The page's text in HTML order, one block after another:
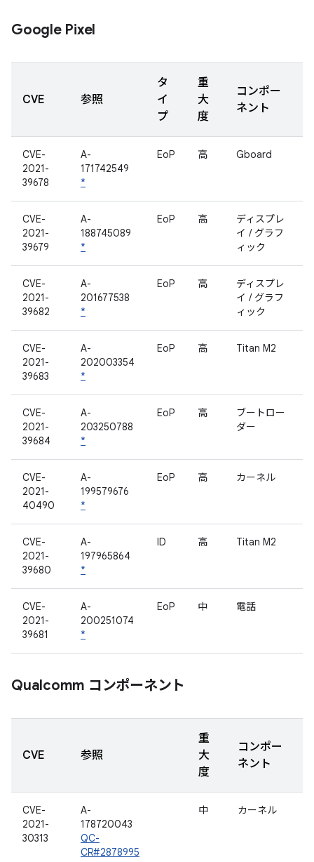
Google Pixel
CVE 参照
タ
イ
プ
重
大
度
コンポー
ネント
CVE-
2021-
39678
A-
171742549
*
EoP 高 Gboard
CVE-
2021-
39679
A-
188745089
*
EoP 高
ディスプレ
イ / グラフ
ィック
CVE-
2021-
39682
A-
201677538
*
EoP 高
ディスプレ
イ / グラフ
ィック
CVE-
2021-
39683
A-
202003354
*
EoP 高 Titan M2
CVE-
2021-
39684
A-
203250788
*
EoP 高
ブートロー
ダー
CVE-
2021-
40490
A-
199579676
*
EoP 高 カーネル
CVE-
2021-
39680
A-
197965864
*
ID 高 Titan M2
CVE-
2021-
39681
A-
200251074
*
EoP 中 電話
Qualcomm コンポーネント
CVE 参照
重
大
度
コンポー
ネント
CVE-
2021-
30313
A-
178720043
QC-
CR#2878995
中 カーネル